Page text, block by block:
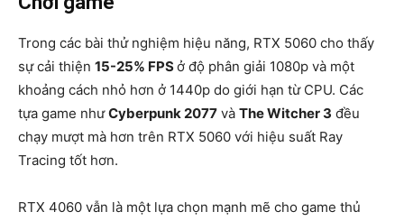
Trong các bài thử nghiệm hiệu năng, RTX 5060 cho thấy
sự cải thiện 15-25% FPSở độ phân giải 1080p và một
khoảng cách nhỏ hơn ở 1440p do giới hạn từ CPU. Các
tựa game nhưCyberpunk 2077 và The Witcher 3 đều
chạy mượt mà hơn trên RTX 5060 với hiệu suất Ray
Tracing tốt hơn.
RTX 4060 vẫn là một lựa chọn mạnh mẽ cho game thủ